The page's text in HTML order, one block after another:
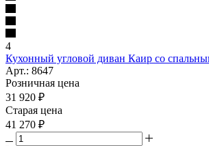
4
Кухонный угловой диван Каир со
Арт.: 8647
Розничная цена
31 920 ₽
Cтарая цена
41 270 ₽